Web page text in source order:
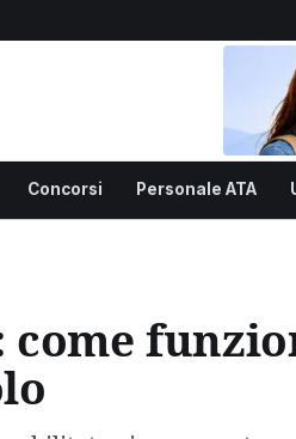
Concorsi Personale ATA
come